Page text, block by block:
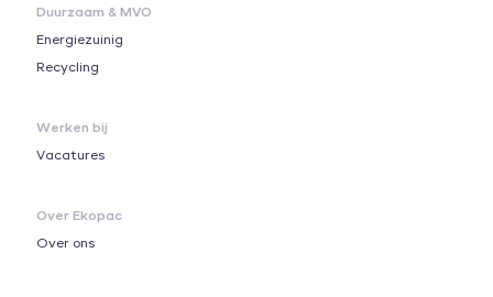
Duurzaam & MVO
Energiezuinig
Recycling
Werken bij
Vacatures
Over Ekopac
Over ons